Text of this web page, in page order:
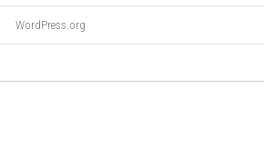
WordPress.org